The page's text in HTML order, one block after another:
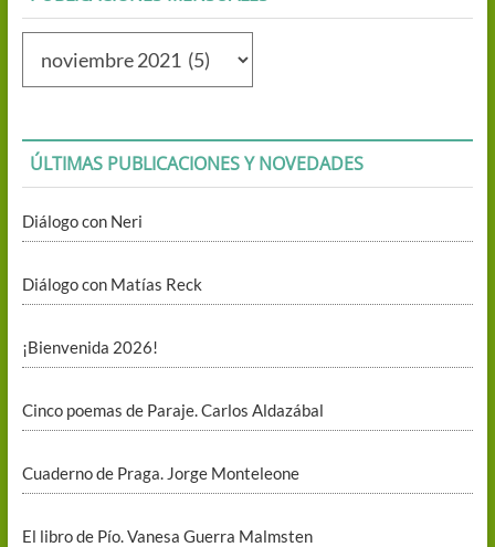
mensuales
ÚLTIMAS PUBLICACIONES Y NOVEDADES
Diálogo con Neri
Diálogo con Matías Reck
¡Bienvenida 2026!
Cinco poemas de Paraje. Carlos Aldazábal
Cuaderno de Praga. Jorge Monteleone
El libro de Pío. Vanesa Guerra Malmsten